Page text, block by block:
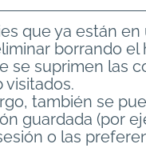
que ya están
borrando el
se suprimen las
visitados.
también se
guardada (por
o las